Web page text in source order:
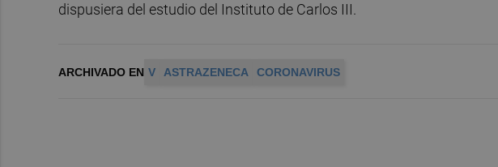
dispusiera del estudio del Instituto de Carlos III.
ARCHIVADO EN V ASTRAZENECA CORONAVIRUS